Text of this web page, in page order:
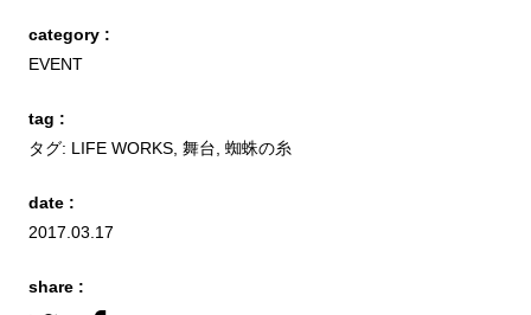
category :
EVENT
tag :
タグ: LIFE WORKS, 舞台 蜘蛛の糸
date :
2017.03.17
share :